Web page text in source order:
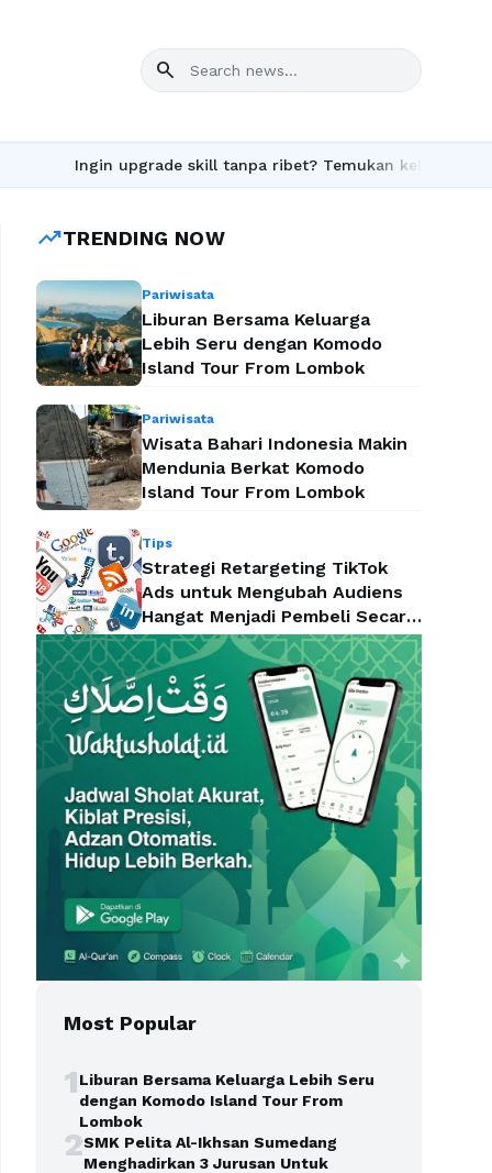
search
upgrade skill tanpa ribet? Temukan kelas seru dan materi
trending_upTRENDING NOW
Pariwisata
Liburan Bersama Keluarga
Lebih Seru dengan Komodo
Island Tour From Lombok
Pariwisata
Wisata Bahari Indonesia Makin
Mendunia Berkat Komodo
Island Tour From Lombok
Tips
Strategi Retargeting TikTok
Ads untuk Mengubah Audiens
Hangat Menjadi Pembeli Secara
Efektif
Most Popular
1Liburan Bersama Keluarga Lebih Seru
dengan Komodo Island Tour From
Lombok
2SMK Pelita Al-Ikhsan Sumedang
Menghadirkan 3 Jurusan Untuk